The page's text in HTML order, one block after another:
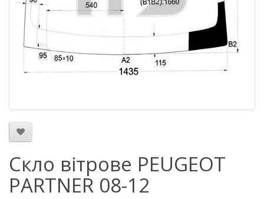
Скло вітрове PEUGEOT
PARTNER 08-12